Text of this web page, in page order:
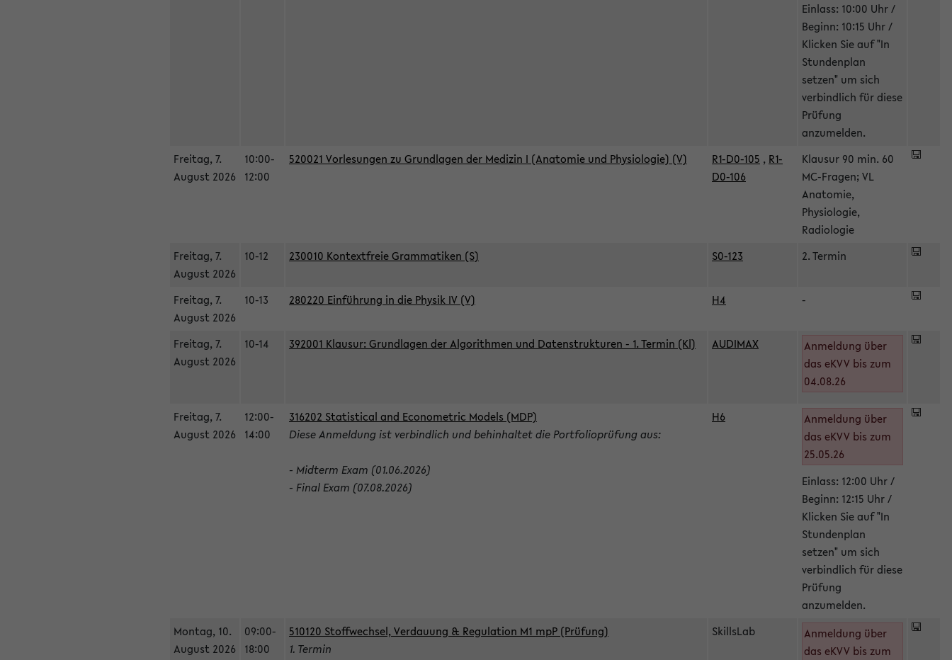
Einlass: 10:00 Uhr /
Beginn: 10:15 Uhr /
Klicken Sie auf "In
Stundenplan
setzen" um sich
verbindlich für diese
Prüfung
anzumelden.
Freitag, 7.
August 2026
10:00-
12:00
520021 Vorlesungen zu Grundlagen der Medizin I (Anatomie und Physiologie) (V) R1-D0-105 , R1-
D0-106
Klausur 90 min. 60
MC-Fragen; VL
Anatomie,
Physiologie,
Radiologie
Freitag, 7.
August 2026
10-12 230010 Kontextfreie Grammatiken (S) S0-123 2. Termin
Freitag, 7.
August 2026
10-13 280220 Einführung in die Physik IV (V) H4 -
Freitag, 7.
August 2026
10-14 392001 Klausur: Grundlagen der Algorithmen und Datenstrukturen - 1. Termin (Kl) AUDIMAX
Anmeldung über
das eKVV bis zum
04.08.26
Freitag, 7.
August 2026
12:00-
14:00
316202 Statistical and Econometric Models (MDP)
Diese Anmeldung ist verbindlich und behinhaltet die Portfolioprüfung aus:
- Midterm Exam (01.06.2026)
- Final Exam (07.08.2026)
H6
Anmeldung über
das eKVV bis zum
25.05.26
Einlass: 12:00 Uhr /
Beginn: 12:15 Uhr /
Klicken Sie auf "In
Stundenplan
setzen" um sich
verbindlich für diese
Prüfung
anzumelden.
Montag, 10.
August 2026
09:00-
18:00
510120 Stoffwechsel, Verdauung & Regulation M1 mpP (Prüfung)
1. Termin
SkillsLab
Anmeldung über
das eKVV bis zum